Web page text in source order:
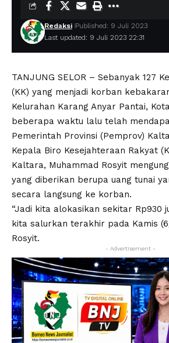
Last updated: 9 Juli 2023 22:31
Redaksi Published: 9 Juli 2023
TANJUNG SELOR – Sebanyak 127
(KK) yang menjadi korban
Kelurahan Karang Anyar Pantai,
beberapa waktu lalu telah
Pemerintah Provinsi (Pemprov)
Kepala Biro Kesejahteraan Rakyat
Kaltara, Muhammad Rosyit
yang diberikan berupa uang tunai
secara langsung ke korban.
“Jadi kita alokasikan sekitar Rp930
kita salurkan terakhir pada Kamis
Rosyit.
- Advertisement -